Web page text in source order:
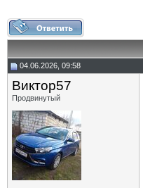
04.06.2026, 09:58
Виктор57
Продвинутый